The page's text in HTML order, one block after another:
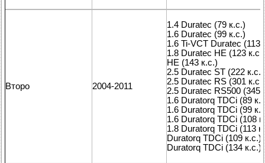
Второ 2004-2011
1.4 Duratec (79 к.с.)
1.6 Duratec (99 к.с.)
1.6 Ti-VCT Duratec (113
1.8 Duratec HE (123 к.с.)
HE (143 к.с.)
2.5 Duratec ST (222 к.с.)
2.5 Duratec RS (301 к.с.)
2.5 Duratec RS500 (345
1.6 Duratorq TDCi (89
1.6 Duratorq TDCi (99
1.6 Duratorq TDCi (108
1.8 Duratorq TDCi (113
Duratorq TDCi (109 к.с.)
Duratorq TDCi (134 к.с.)